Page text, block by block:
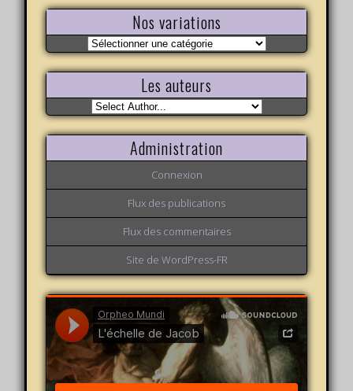
Nos variations
Nos
variations
Les auteurs
Administration
Connexion
Flux des publications
Flux des commentaires
Site de WordPress-FR